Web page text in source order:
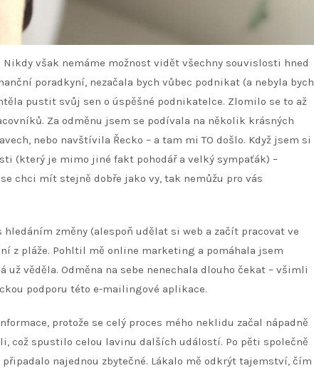
však nemáme možnost vidět všechny souvislosti hned
poradkyní, nezačala bych vůbec podnikat (a nebyla bych
pustit svůj sen o úspěšné podnikatelce. Zlomilo se to až
Za odměnu jsem se podívala na několik krásných
nebo navštívila Řecko – a tam mi TO došlo. Když jsem si
(který je mimo jiné fakt pohodář a velký sympaťák) –
chci mít stejně dobře jako vy, tak nemůžu pro vás
změny (alespoň udělat si web a začít pracovat ve
z pláže. Pohltil mě online marketing a pomáhala jsem
věděla. Odměna na sebe nenechala dlouho čekat – všimli
podporu této e-mailingové aplikace.
protože se celý proces mého neklidu začal nápadně
což spustilo celou lavinu dalších událostí. Po pěti společně
najednou zbytečné. Lákalo mě odkrýt tajemství, čím